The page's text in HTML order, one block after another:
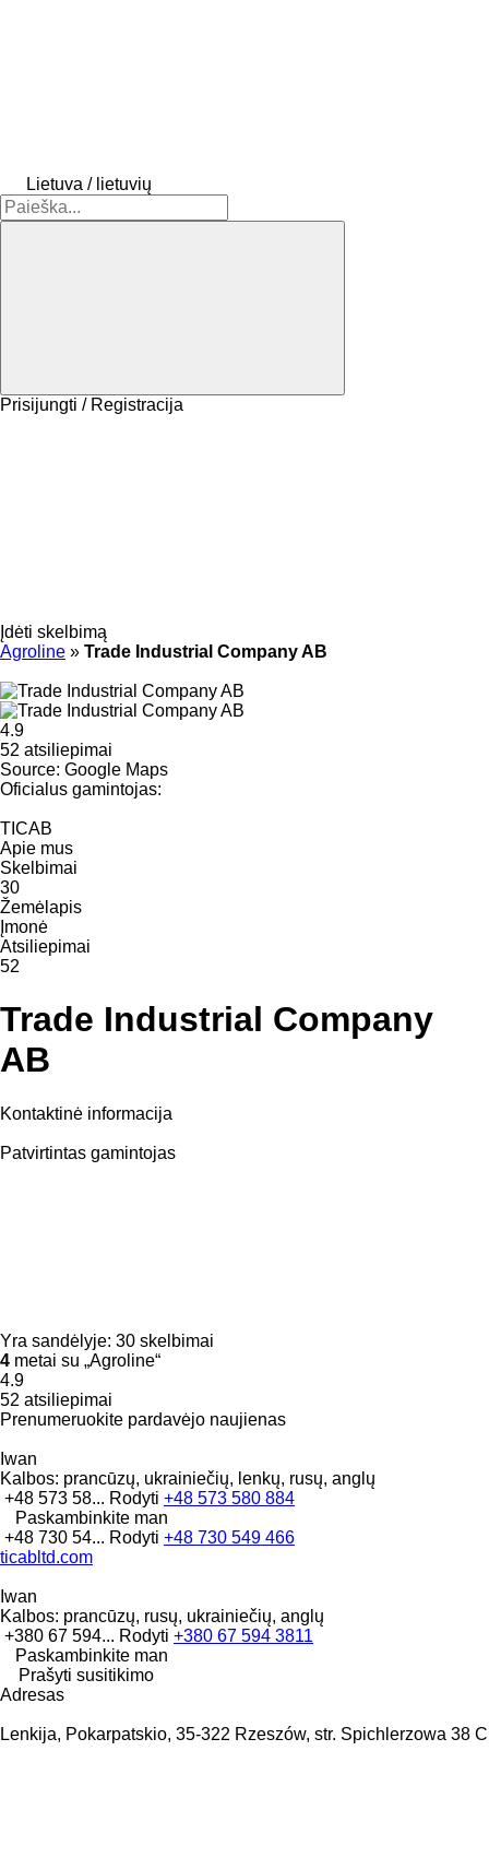
Lietuva / lietuvių
Prisijungti / Registracija
Įdėti skelbimą
Agroline » Trade Industrial Company AB
4.9
52 atsiliepimai
Source: Google Maps
Oficialus gamintojas:
TICAB
Apie mus
Skelbimai
30
Žemėlapis
Įmonė
Atsiliepimai
52
Trade Industrial Company
AB
Kontaktinė informacija
Patvirtintas gamintojas
Yra sandėlyje: 30 skelbimai
4 metai su „Agroline“
4.9
52 atsiliepimai
Prenumeruokite pardavėjo naujienas
Iwan
Kalbos: prancūzų, ukrainiečių, lenkų, rusų, anglų
+48 573 58... Rodyti +48 573 580 884
Paskambinkite man
+48 730 54... Rodyti +48 730 549 466
ticabltd.com
Iwan
Kalbos: prancūzų, rusų, ukrainiečių, anglų
+380 67 594... Rodyti +380 67 594 3811
Paskambinkite man
Prašyti susitikimo
Adresas
Lenkija, Pokarpatskio, 35-322 Rzeszów, str. Spichlerzowa 38 C